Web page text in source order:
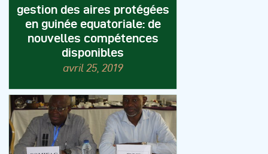
gestion des aires protégées
en guinée equatoriale: de
nouvelles compétences
disponibles
avril 25, 2019